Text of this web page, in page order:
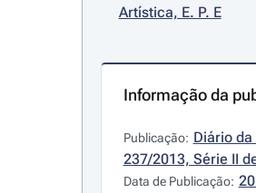
Artística, E. P. E
Informação da
Publicação: Diário da
237/2013, Série II
Data de Publicação: